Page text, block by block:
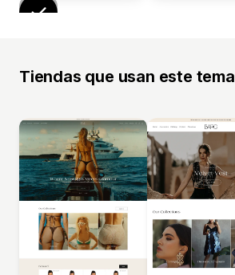
Tiendas que usan este tema